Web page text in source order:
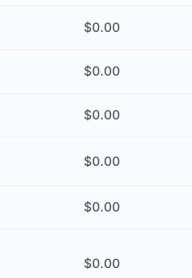
$0.00
$0.00
$0.00
$0.00
$0.00
$0.00